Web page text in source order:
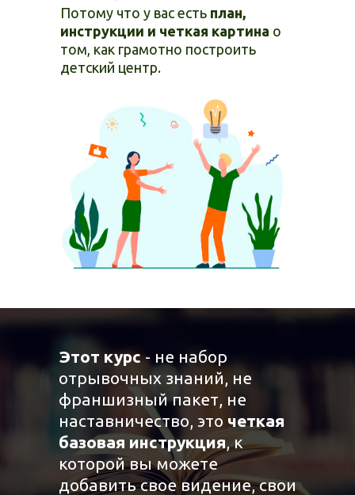
Потому что у вас есть план,
инструкции и четкая картина о
том, как грамотно построить
детский центр.
Этот курс- не набор
отрывочных знаний, не
франшизный пакет, не
наставничество, это четкая
базовая инструкция, к
которой вы можете
добавить свое видение, свои
ЗАПИСАТЬСЯ
₽
ОТЗЫВЫ О НАШИХ
МЕРОПРИЯТИЯХ И
КУРСАХ